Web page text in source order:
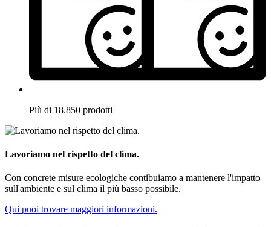
Più di 18.850 prodotti
Lavoriamo nel rispetto del clima.
Con concrete misure ecologiche contibuiamo a mantenere l'impatto
sull'ambiente e sul clima il più basso possibile.
Qui puoi trovare maggiori informazioni.